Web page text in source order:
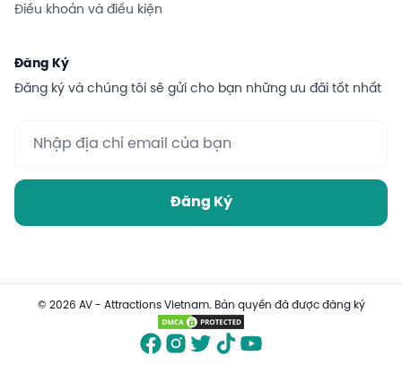
Điều khoản và điều kiện
Đăng Ký
Đăng ký và chúng tôi sẽ gửi cho bạn những ưu đãi tốt nhất
Đăng Ký
© 2026 AV - Attractions Vietnam. Bản quyền đã được đăng ký